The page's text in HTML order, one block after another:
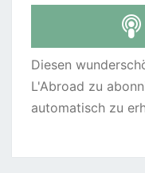
Diesen
L'Abroad zu
automatisch zu